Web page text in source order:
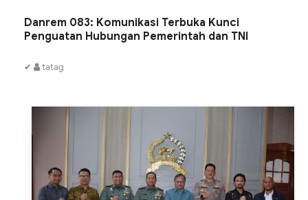
Danrem 083: Komunikasi Terbuka Kunci
Penguatan Hubungan Pemerintah dan TNI
✔ tatag